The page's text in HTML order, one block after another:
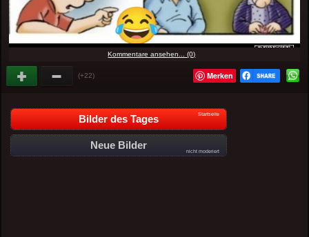
Kommentare ansehen... (0)
(+22) Merken
Bilder des Tages Startseite
Neue Bilder
nicht moderiert